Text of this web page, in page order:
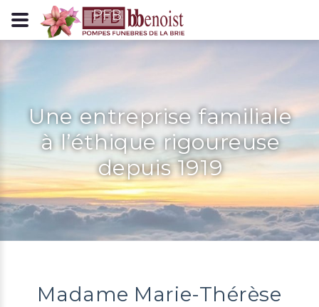
Panneau de gestion des cookies
Une entreprise familiale
à l’éthique rigoureuse
depuis 1919
Madame Marie-Thérèse